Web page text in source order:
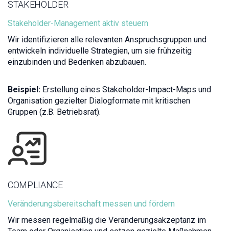
STAKEHOLDER
Stakeholder-Management aktiv steuern
Wir identifizieren alle relevanten Anspruchsgruppen und
entwickeln individuelle Strategien, um sie frühzeitig
einzubinden und Bedenken abzubauen.
Beispiel: Erstellung eines Stakeholder-Impact-Maps und
Organisation gezielter Dialogformate mit kritischen
Gruppen (z.B. Betriebsrat).
COMPLIANCE
Veränderungsbereitschaft messen und fördern
Wir messen regelmäßig die Veränderungsakzeptanz im